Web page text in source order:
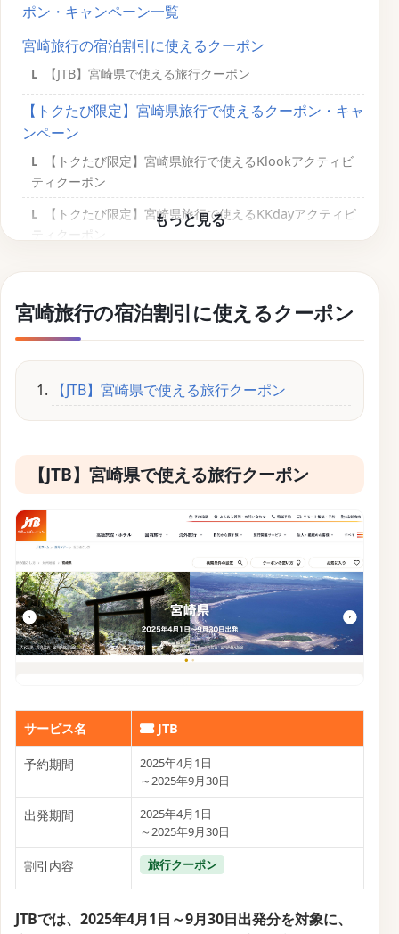
ポン・キャンペーン一覧
宮崎旅行の宿泊割引に使えるクーポン
【JTB】宮崎県で使える旅行クーポン
【トクたび限定】宮崎県旅行で使えるクーポン・キャ
ンペーン
【トクたび限定】宮崎県旅行で使えるKlookアクティビ
ティクーポン
【トクたび限定】宮崎県旅行で使えるKKdayアクティビ
ティクーポン
【宮崎県旅行でさらにお得に】クーポンだけじゃない
旅行好きなら「エポスカード」で賢く節約
宮崎旅行の宿泊割引に使えるクーポン
【JTB】宮崎県で使える旅行クーポン
【JTB】宮崎県で使える旅行クーポン
サービス名 JTB
予約期間
2025年4月1日
～2025年9月30日
出発期間
2025年4月1日
～2025年9月30日
割引内容 旅行クーポン
JTBでは、2025年4月1日～9月30日出発分を対象に、